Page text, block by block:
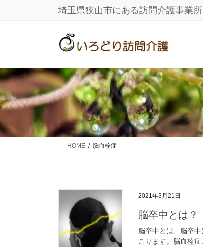
移
動
ン
に
移
埼玉県狭山市にある訪問介護事業
HOME 脳血栓症
2021年3月21日
脳卒中とは？
脳卒中とは、脳卒
こります。脳血栓